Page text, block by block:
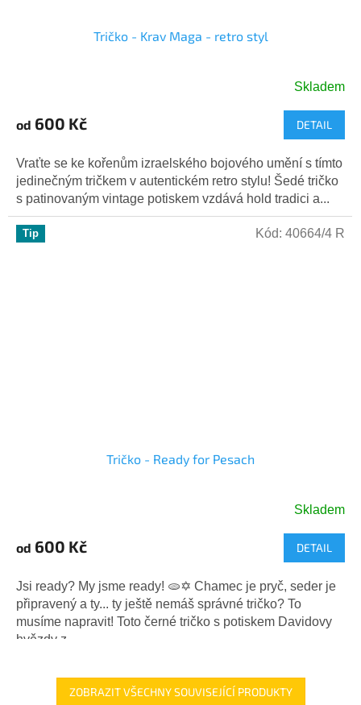
Tričko - Krav Maga - retro styl
Skladem
od 600 Kč DETAIL
Vraťte se ke kořenům izraelského bojového umění s tímto
jedinečným tričkem v autentickém retro stylu! Šedé tričko
s patinovaným vintage potiskem vzdává hold tradici a...
Tip
Tričko - Ready for Pesach
Skladem
od 600 Kč DETAIL
Jsi ready? My jsme ready! 🫓✡️ Chamec je pryč, seder je
připravený a ty... ty ještě nemáš správné tričko? To
musíme napravit! Toto černé tričko s potiskem Davidovy
hvězdy z...
Kód: 40664/4 R
ZOBRAZIT VŠECHNY SOUVISEJÍCÍ PRODUKTY